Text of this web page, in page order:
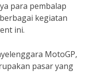
para pembalap
kegiatan
ini.
MotoGP,
pasar yang